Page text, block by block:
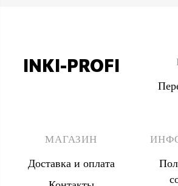
INKI-PROFI
МАГАЗИН
Доставка и оплата